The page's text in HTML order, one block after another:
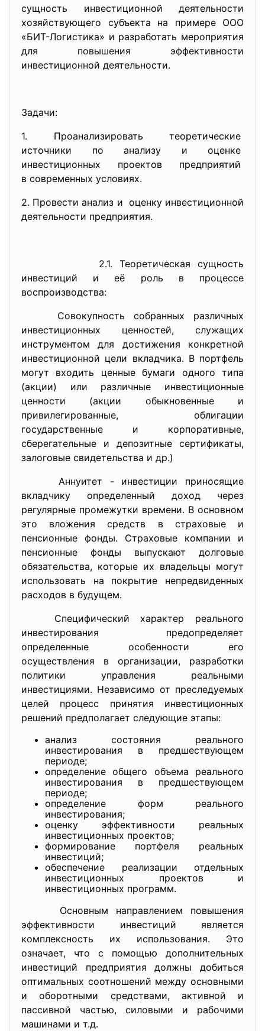
сущность инвестиционной деятельности
хозяйствующего субъекта на примере ООО
«БИТ-Логистика» и разработать мероприятия
для повышения эффективности
инвестиционной деятельности.
Задачи:
1. Проанализировать теоретические
источники по анализу и оценке
инвестиционных проектов предприятий
в современных условиях.
2. Провести анализ и оценку инвестиционной
деятельности предприятия.
2.1. Теоретическая сущность
инвестиций и её роль в процессе
воспроизводства:
Совокупность собранных различных
инвестиционных ценностей, служащих
инструментом для достижения конкретной
инвестиционной цели вкладчика. В портфель
могут входить ценные бумаги одного типа
(акции) или различные инвестиционные
ценности (акции обыкновенные и
привилегированные, облигации
государственные и корпоративные,
сберегательные и депозитные сертификаты,
залоговые свидетельства и др.)
Аннуитет - инвестиции приносящие
вкладчику определенный доход через
регулярные промежутки времени. В основном
это вложения средств в страховые и
пенсионные фонды. Страховые компании и
пенсионные фонды выпускают долговые
обязательства, которые их владельцы могут
использовать на покрытие непредвиденных
расходов в будущем.
Специфический характер реального
инвестирования предопределяет
определенные особенности его
осуществления в организации, разработки
политики управления реальными
инвестициями. Независимо от преследуемых
целей процесс принятия инвестиционных
решений предполагает следующие этапы:
анализ состояния реального
инвестирования в предшествующем
периоде;
определение общего объема реального
инвестирования в предшествующем
периоде;
определение форм реального
инвестирования;
оценку эффективности реальных
инвестиционных проектов;
формирование портфеля реальных
инвестиций;
обеспечение реализации отдельных
инвестиционных проектов и
инвестиционных программ.
Основным направлением повышения
эффективности инвестиций является
комплексность их использования. Это
означает, что с помощью дополнительных
инвестиций предприятия должны добиться
оптимальных соотношений между основными
и оборотными средствами, активной и
пассивной частью, силовыми и рабочими
машинами и т.д.